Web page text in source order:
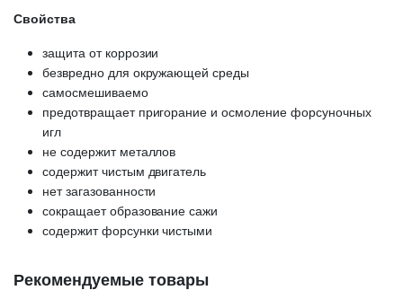
Свойства
защита от коррозии
безвредно для окружающей среды
самосмешиваемо
предотвращает пригорание и осмоление форсуночных
игл
не содержит металлов
содержит чистым двигатель
нет загазованности
сокращает образование сажи
содержит форсунки чистыми
Рекомендуемые товары